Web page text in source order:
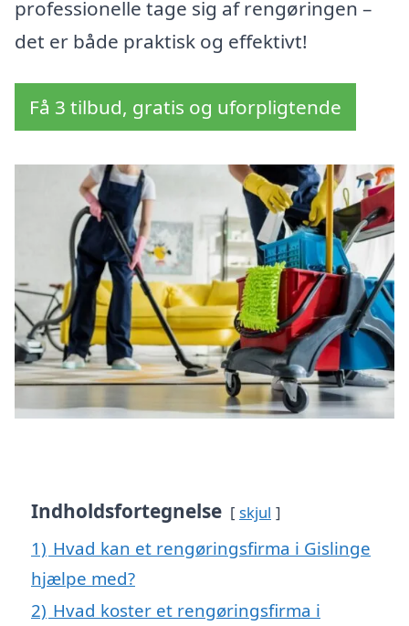
professionelle tage sig af rengøringen –
det er både praktisk og effektivt!
Få 3 tilbud, gratis og uforpligtende
Indholdsfortegnelse skjul
1) Hvad kan et rengøringsfirma i Gislinge
hjælpe med?
2) Hvad koster et rengøringsfirma i